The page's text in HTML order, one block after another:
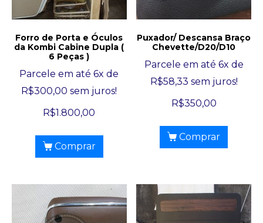
Forro de Porta e Óculos
da Kombi Cabine Dupla (
6 Peças )
Parcele em até 6x de
R$300,00 sem juros!
R$1.800,00
Comprar
Puxador/ Descansa Braço
Chevette/D20/D10
Parcele em até 6x de
R$58,33 sem juros!
R$350,00
Comprar